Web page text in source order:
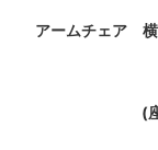
アームチェア
(